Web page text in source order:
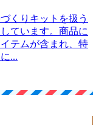
くりキットを扱う
ています。商品に
テムが含まれ、特
...